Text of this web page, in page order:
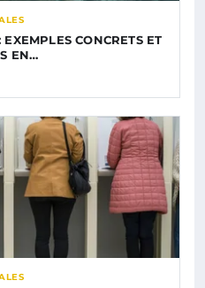
CONCRETS ET
EN…